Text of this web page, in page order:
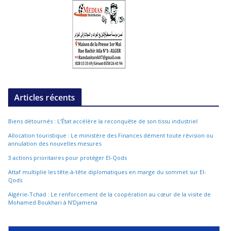
Articles récents
Biens détournés : L’État accélère la reconquête de son tissu industriel
Allocation touristique : Le ministère des Finances dément toute révision ou
annulation des nouvelles mesures
3 actions prioritaires pour protéger El-Qods
Attaf multiplie les tête-à-tête diplomatiques en marge du sommet sur El-
Qods
Algérie-Tchad : Le renforcement de la coopération au cœur de la visite de
Mohamed Boukhari à N’Djamena